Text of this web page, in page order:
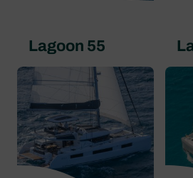
Lagoon 55